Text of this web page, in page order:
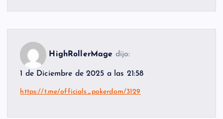
HighRollerMage dijo:
1 de Diciembre de 2025 a las 21:58
https://t.me/officials_pokerdom/3129